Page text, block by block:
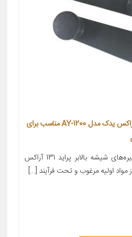
دستگیره شیشه بالابر آراکس یدک مدل AY-1200 مناسب برای
معرفی محصول دستگیره‌های شیشه بالابر پراید 131 آراکس
مواد اولیه مرغوب و تحت فرآیند […]